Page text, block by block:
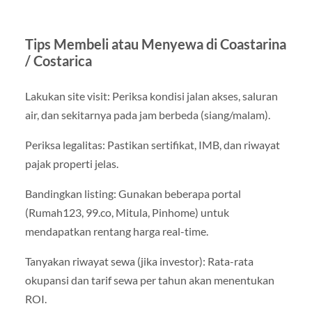
Tips Membeli atau Menyewa di Coastarina
/ Costarica
Lakukan site visit: Periksa kondisi jalan akses, saluran
air, dan sekitarnya pada jam berbeda (siang/malam).
Periksa legalitas: Pastikan sertifikat, IMB, dan riwayat
pajak properti jelas.
Bandingkan listing: Gunakan beberapa portal
(Rumah123, 99.co, Mitula, Pinhome) untuk
mendapatkan rentang harga real-time.
Tanyakan riwayat sewa (jika investor): Rata-rata
okupansi dan tarif sewa per tahun akan menentukan
ROI.